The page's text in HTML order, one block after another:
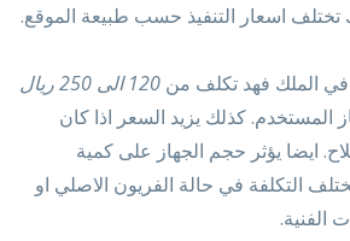
تختلف اسعار التنفيذ حسب طبيعة الموقع.
في الملك فهد تكلف من
120 الى 250 ريال
المستخدم. كذلك يزيد السعر اذا كان
ايضا يؤثر حجم الجهاز على كمية
التكلفة في حالة الفريون الاصلي او
الفنية.